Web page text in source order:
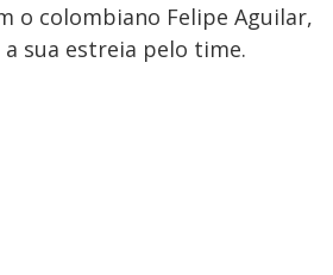
o colombiano Felipe Aguilar,
sua estreia pelo time.